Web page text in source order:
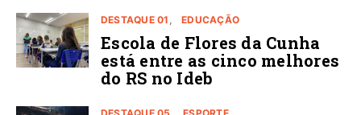
DESTAQUE 01 EDUCAÇÃO
Escola de Flores da Cunha
está entre as cinco melhores
do RS no Ideb